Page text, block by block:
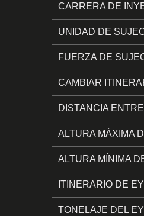
CARRERA DE
UNIDAD DE
FUERZA DE
CAMBIAR
DISTANCIA
ALTURA MÁXIMA
ALTURA MÍNIMA
ITINERARIO DE
TONELAJE DEL